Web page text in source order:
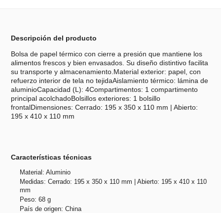
Descripción del producto
Bolsa de papel térmico con cierre a presión que mantiene los
alimentos frescos y bien envasados. Su diseño distintivo facilita
su transporte y almacenamiento.Material exterior: papel, con
refuerzo interior de tela no tejidaAislamiento térmico: lámina de
aluminioCapacidad (L): 4Compartimentos: 1 compartimento
principal acolchadoBolsillos exteriores: 1 bolsillo
frontalDimensiones: Cerrado: 195 x 350 x 110 mm | Abierto:
195 x 410 x 110 mm
Características técnicas
Material: Aluminio
Medidas: Cerrado: 195 x 350 x 110 mm | Abierto: 195 x 410 x 110
mm
Peso: 68 g
País de origen: China